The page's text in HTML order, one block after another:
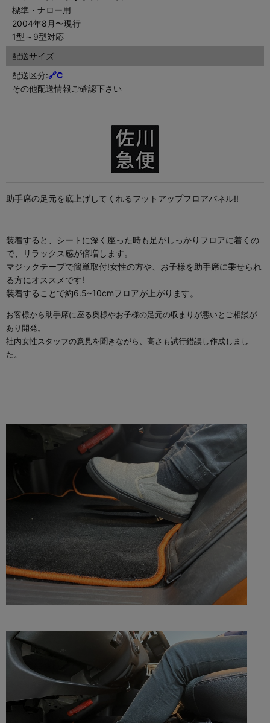
標準・ナロー用
2004年8月〜現行
1型～9型対応
配送サイズ
配送区分:🔗C
その他配送情報ご確認下さい
助手席の足元を底上げしてくれるフットアップフロアパネル!!
装着すると、シートに深く座った時も足がしっかりフロアに着くの
で、リラックス感が倍増します。
マジックテープで簡単取付!女性の方や、お子様を助手席に乗せられ
る方にオススメです!
装着することで約6.5~10cmフロアが上がります。
お客様から助手席に座る奥様やお子様の足元の収まりが悪いとご相談が
あり開発。
社内女性スタッフの意見を聞きながら、高さも試行錯誤し作成しまし
た。